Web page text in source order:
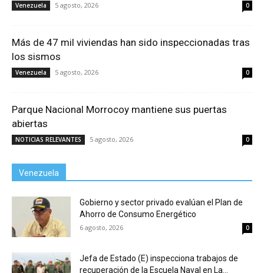
Venezuela 5 agosto, 2026 0
Más de 47 mil viviendas han sido inspeccionadas tras
los sismos
Venezuela 5 agosto, 2026 0
Parque Nacional Morrocoy mantiene sus puertas
abiertas
NOTICIAS RELEVANTES 5 agosto, 2026 0
Venezuela
Gobierno y sector privado evalúan el Plan de
Ahorro de Consumo Energético
6 agosto, 2026 0
Jefa de Estado (E) inspecciona trabajos de
recuperación de la Escuela Naval en La...